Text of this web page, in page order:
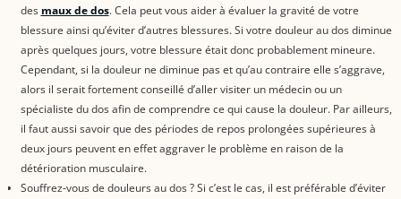
des maux de dos. Cela peut vous aider à évaluer la gravité de votre
blessure ainsi qu’éviter d’autres blessures. Si votre douleur au dos diminue
après quelques jours, votre blessure était donc probablement mineure.
Cependant, si la douleur ne diminue pas et qu’au contraire elle s’aggrave,
alors il serait fortement conseillé d’aller visiter un médecin ou un
spécialiste du dos afin de comprendre ce qui cause la douleur. Par ailleurs,
il faut aussi savoir que des périodes de repos prolongées supérieures à
deux jours peuvent en effet aggraver le problème en raison de la
détérioration musculaire.
Souffrez-vous de douleurs au dos ? Si c’est le cas, il est préférable d’éviter